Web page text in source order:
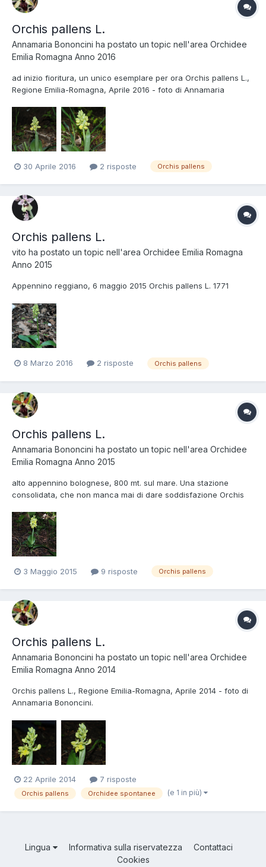
Orchis pallens L.
Annamaria Bononcini ha postato un topic nell'area Orchidee
Emilia Romagna Anno 2016
ad inizio fioritura, un unico esemplare per ora Orchis pallens L.,
Regione Emilia-Romagna, Aprile 2016 - foto di Annamaria
30 Aprile 2016 2 risposte Orchis pallens
Orchis pallens L.
vito ha postato un topic nell'area Orchidee Emilia Romagna
Anno 2015
Appennino reggiano, 6 maggio 2015 Orchis pallens L. 1771
8 Marzo 2016 2 risposte Orchis pallens
Orchis pallens L.
Annamaria Bononcini ha postato un topic nell'area Orchidee
Emilia Romagna Anno 2015
alto appennino bolognese, 800 mt. sul mare. Una stazione
consolidata, che non manca mai di dare soddisfazione Orchis
Annamaria Bononcini.
3 Maggio 2015 9 risposte Orchis pallens
Orchis pallens L.
Annamaria Bononcini ha postato un topic nell'area Orchidee
Emilia Romagna Anno 2014
Orchis pallens L., Regione Emilia-Romagna, Aprile 2014 - foto di
Annamaria Bononcini.
22 Aprile 2014 7 risposte
Orchis pallens Orchidee spontanee (e 1 in più)
Lingua Informativa sulla riservatezza
Contattaci
Cookies